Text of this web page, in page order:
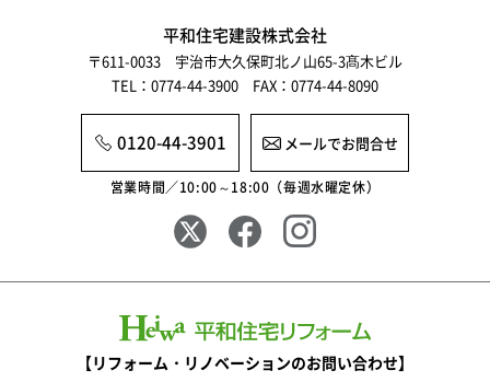
平和住宅建設株式会社
〒611-0033 宇治市大久保町北ノ山65-3髙木ビル
TEL：0774-44-3900 FAX：0774-44-8090
0120-44-3901 メールでお問合せ
営業時間／10:00～18:00（毎週水曜定休）
【リフォーム・リノベーションのお問い合わせ】